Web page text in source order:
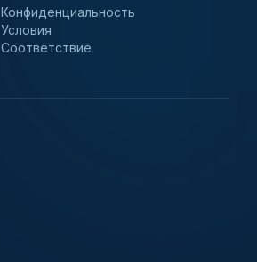
Конфиденциальность
Условия
Соответствие